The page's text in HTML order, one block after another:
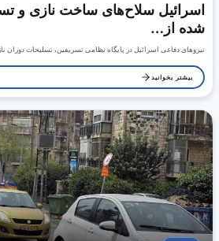
اسرائیل سلاح‌های ساخت نازی و
شده از…
نیروهای دفاعی اسرائیل در پایگاه نظامی تسریفین، تسلیحات دوران
بیشتر بخوانید